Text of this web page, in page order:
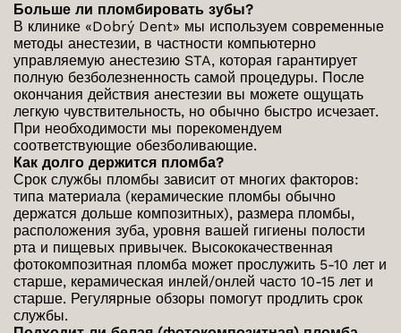
Больше ли пломбировать зубы?
В клинике «Dobrý Dent» мы используем современные
методы анестезии, в частности компьютерно
управляемую анестезию STA, которая гарантирует
полную безболезненность самой процедуры. После
окончания действия анестезии вы можете ощущать
легкую чувствительность, но обычно быстро исчезает.
При необходимости мы порекомендуем
соответствующие обезболивающие.
Как долго держится пломба?
Срок службы пломбы зависит от многих факторов:
типа материала (керамические пломбы обычно
держатся дольше композитных), размера пломбы,
расположения зуба, уровня вашей гигиены полости
рта и пищевых привычек. Высококачественная
фотокомпозитная пломба может прослужить 5-10 лет и
старше, керамическая инлей/онлей часто 10-15 лет и
старше. Регулярные обзоры помогут продлить срок
службы.